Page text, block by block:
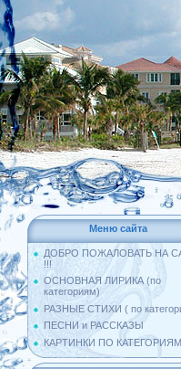
Меню сайта
ДОБРО ПОЖАЛОВАТЬ НА
!!!
ОСНОВНАЯ ЛИРИКА (по
категориям)
РАЗНЫЕ СТИХИ ( по
ПЕСНИ и РАССКАЗЫ
КАРТИНКИ ПО КАТЕГОРИЯМ